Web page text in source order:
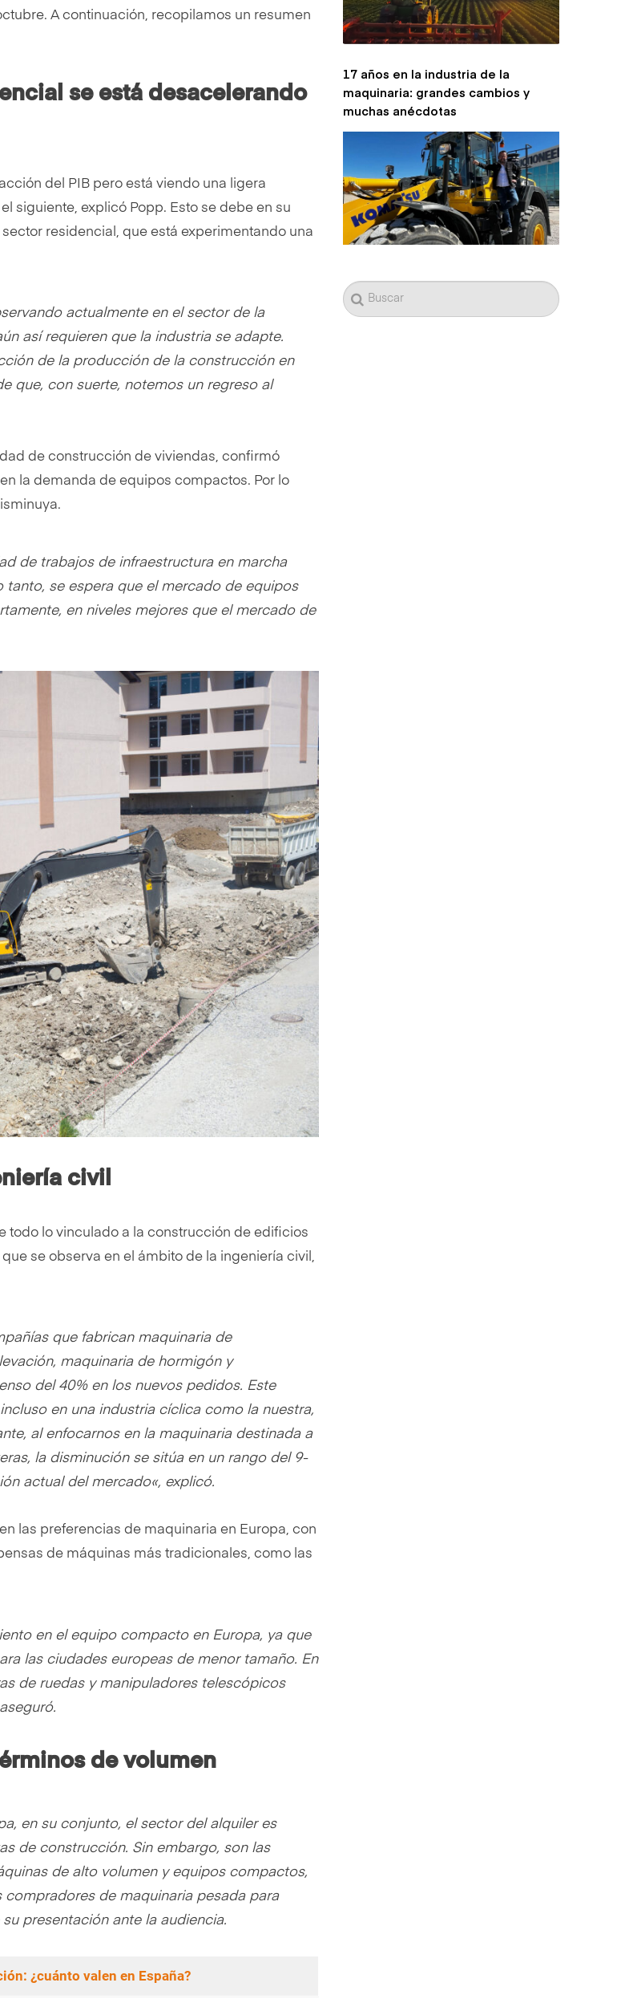
A continuación, recopilamos un resumen
se está desacelerando
del PIB pero está viendo una ligera
siguiente, explicó Popp. Esto se debe en su
residencial, que está experimentando una
actualmente en el sector de la
así requieren que la industria se adapte.
de la producción de la construcción en
que, con suerte, notemos un regreso al
de construcción de viviendas, confirmó
la demanda de equipos compactos. Por lo
de trabajos de infraestructura en marcha
se espera que el mercado de equipos
en niveles mejores que el mercado de
civil
todo lo vinculado a la construcción de edificios
se observa en el ámbito de la ingeniería civil,
que fabrican maquinaria de
maquinaria de hormigón y
del 40% en los nuevos pedidos. Este
en una industria cíclica como la nuestra,
al enfocarnos en la maquinaria destinada a
la disminución se sitúa en un rango del 9-
actual del mercado«, explicó.
las preferencias de maquinaria en Europa, con
de máquinas más tradicionales, como las
en el equipo compacto en Europa, ya que
las ciudades europeas de menor tamaño. En
de ruedas y manipuladores telescópicos
de volumen
en su conjunto, el sector del alquiler es
de construcción. Sin embargo, son las
de alto volumen y equipos compactos,
de maquinaria pesada para
presentación ante la audiencia.
¿cuánto valen en España?
17 años en la industria de la
maquinaria: grandes cambios y
muchas anécdotas